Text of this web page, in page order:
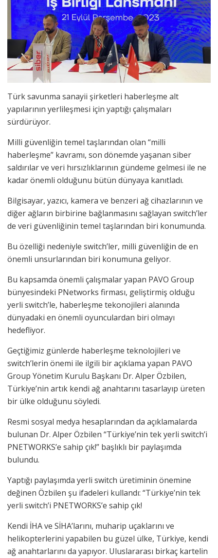
Türk savunma sanayii şirketleri haberleşme alt
yapılarının yerlileşmesi için yaptığı çalışmaları
sürdürüyor.
Milli güvenliğin temel taşlarından olan “milli
haberleşme” kavramı, son dönemde yaşanan siber
saldırılar ve veri hırsızlıklarının gündeme gelmesi ile ne
kadar önemli olduğunu bütün dünyaya kanıtladı.
Bilgisayar, yazıcı, kamera ve benzeri ağ cihazlarının ve
diğer ağların birbirine bağlanmasını sağlayan switch’ler
de veri güvenliğinin temel taşlarından biri konumunda.
Bu özelliği nedeniyle switch’ler, milli güvenliğin de en
önemli unsurlarından biri konumuna geliyor.
Bu kapsamda önemli çalışmalar yapan PAVO Group
bünyesindeki PNetworks firması, geliştirmiş olduğu
yerli switch’le, haberleşme tekonojileri alanında
dünyadaki en önemli oyunculardan biri olmayı
hedefliyor.
Geçtiğimiz günlerde haberleşme teknolojileri ve
switch’lerin önemi ile ilgili bir açıklama yapan PAVO
Group Yönetim Kurulu Başkanı Dr. Alper Özbilen,
Türkiye’nin artık kendi ağ anahtarını tasarlayıp üreten
bir ülke olduğunu söyledi.
Resmi sosyal medya hesaplarından da açıklamalarda
bulunan Dr. Alper Özbilen “Türkiye’nin tek yerli switch’i
PNETWORKS’e sahip çık!” başlıklı bir paylaşımda
bulundu.
Yaptığı paylaşımda yerli switch üretiminin önemine
değinen Özbilen şu ifadeleri kullandı: “Türkiye’nin tek
yerli switch’i PNETWORKS’e sahip çık!
Kendi İHA ve SİHA’larını, muharip uçaklarını ve
helikopterlerini yapabilen bu güzel ülke, Türkiye, kendi
ağ anahtarlarını da yapıyor. Uluslararası birkaç kartelin